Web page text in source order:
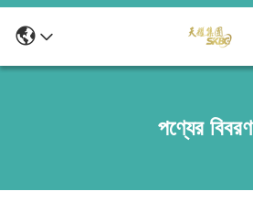
পণ্যের বিবরণ